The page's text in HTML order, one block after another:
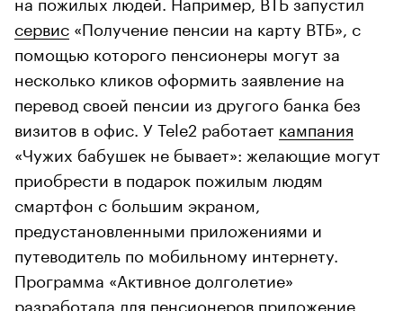
сервис «Получение пенсии на карту ВТБ», с
помощью которого пенсионеры могут за
несколько кликов оформить заявление на
перевод своей пенсии из другого банка без
визитов в офис. У Tele2 работает кампания
«Чужих бабушек не бывает»: желающие могут
приобрести в подарок пожилым людям
смартфон с большим экраном,
предустановленными приложениями и
путеводитель по мобильному интернету.
Программа «Активное долголетие»
разработала для пенсионеров приложение